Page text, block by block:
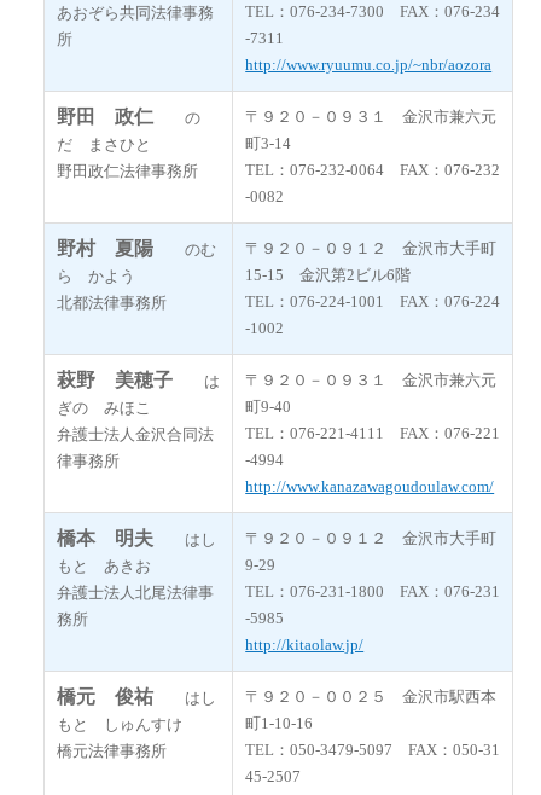
あおぞら共同法律事務
所
TEL：076-234-7300 FAX：076-234
-7311
http://www.ryuumu.co.jp/~nbr/aozora
野田 政仁 の
だ まさひと
野田政仁法律事務所
〒９２０－０９３１ 金沢市兼六元
町3-14
TEL：076-232-0064 FAX：076-232
-0082
野村 夏陽 のむ
ら かよう
北都法律事務所
〒９２０－０９１２ 金沢市大手町
15-15 金沢第2ビル6階
TEL：076-224-1001 FAX：076-224
-1002
萩野 美穂子 は
ぎの みほこ
弁護士法人金沢合同法
律事務所
〒９２０－０９３１ 金沢市兼六元
町9-40
TEL：076-221-4111 FAX：076-221
-4994
http://www.kanazawagoudoulaw.com/
橋本 明夫 はし
もと あきお
弁護士法人北尾法律事
務所
〒９２０－０９１２ 金沢市大手町
9-29
TEL：076-231-1800 FAX：076-231
-5985
http://kitaolaw.jp/
橋元 俊祐 はし
もと しゅんすけ
橋元法律事務所
〒９２０－００２５
金沢市駅西本
町1-10-16
TEL：050-3479-5097 FAX：050-31
45-2507